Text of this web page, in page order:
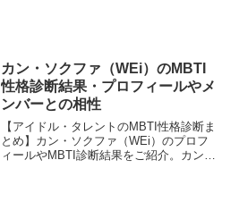
カン・ソクファ（WEi）のMBTI
性格診断結果・プロフィールやメ
ンバーとの相性
【アイドル・タレントのMBTI性格診断ま
とめ】カン・ソクファ（WEi）のプロフ
ィールやMBTI診断結果をご紹介。カン・